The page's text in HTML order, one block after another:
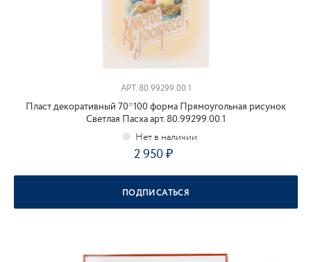
АРТ.80.99299.00.1
Пласт декоративный 70*100 форма Прямоугольная рисунок
Светлая Пасха арт. 80.99299.00.1
2 950
ПОДПИСАТЬСЯ